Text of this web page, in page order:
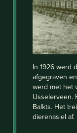
In 1926 werd
afgegraven
werd met het
Usselerveen.
Balkts. Het
dierenasiel af.